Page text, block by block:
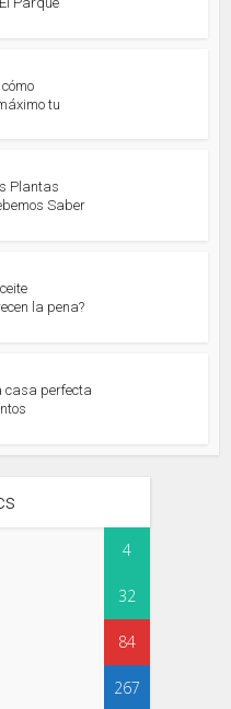
tu
Plantas
Saber
la pena?
casa perfecta
4
32
84
267